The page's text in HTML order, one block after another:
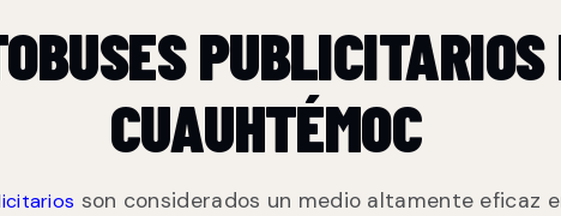
PUBLICITARIOS
CUAUHTÉMOC
son considerados un medio altamente eficaz